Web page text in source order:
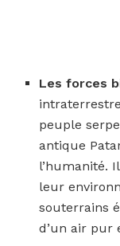
Les forces
peuple
antique
l’humanité.
leur
souterrains
d’un air pur